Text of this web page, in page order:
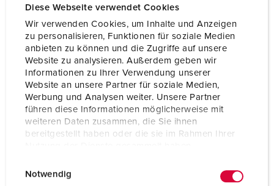
Diese Webseite verwendet Cookies
Wir verwenden Cookies, um Inhalte und Anzeigen
zu personalisieren, Funktionen für soziale Medien
anbieten zu können und die Zugriffe auf unsere
Website zu analysieren. Außerdem geben wir
Informationen zu Ihrer Verwendung unserer
Website an unsere Partner für soziale Medien,
Werbung und Analysen weiter. Unsere Partner
führen diese Informationen möglicherweise mit
weiteren Daten zusammen, die Sie ihnen
bereitgestellt haben oder die sie im Rahmen Ihrer
Notwendig
Ampère 16 A
Polen 2 p+PE
Voltage 230 V
NAAR HET PRODUCT